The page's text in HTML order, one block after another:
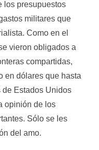
los presupuestos
militares que
Como en el
vieron obligados a
compartidas,
en dólares que hasta
Estados Unidos
opinión de los
Sólo se les
del amo.